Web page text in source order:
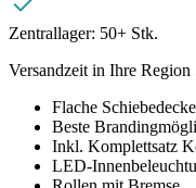
Zentrallager: 50+ Stk.
Versandzeit in Ihre Region
Flache
Beste
Inkl. Komplettsatz
LED-